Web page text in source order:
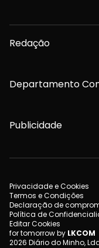
Redação
Departamento
Publicidade
Privacidade e Cookies
Termos e Condições
Declaração de
Política de
Editar Cookies
for tomorrow by LKCOM
2026 Diário do Minho,